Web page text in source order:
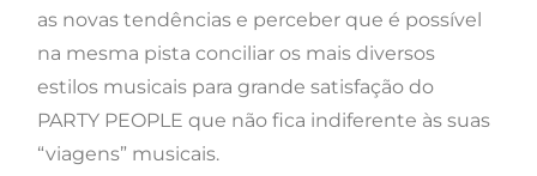
as novas tendências e perceber que é possível
na mesma pista conciliar os mais diversos
estilos musicais para grande satisfação do
PARTY PEOPLE que não fica indiferente às suas
“viagens” musicais.